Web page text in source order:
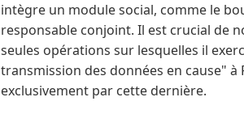
intègre un module social, comme le
responsable conjoint. Il est crucial de
seules opérations sur lesquelles il
transmission des données en cause"
exclusivement par cette dernière.